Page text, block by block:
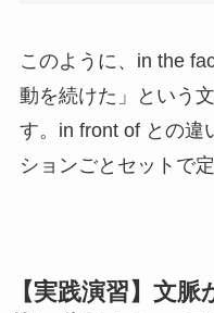
このように、in the
動を続けた」という
す。in front of との違
ションごとセットで
【実践演習】文